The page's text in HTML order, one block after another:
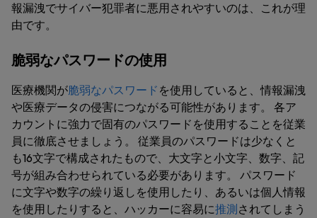
報漏洩でサイバー犯罪者に悪用されやすいのは、これが理
由です。
脆弱なパスワードの使用
医療機関が脆弱なパスワード を使用していると、情報漏洩
や医療データの侵害につながる可能性があります。 各ア
カウントに強力で固有のパスワードを使用することを従業
員に徹底させましょう。 従業員のパスワードは少なくと
も16文字で構成されたもので、大文字と小文字、数字、記
号が組み合わせられている必要があります。 パスワード
に文字や数字の繰り返しを使用したり、あるいは個人情報
を使用したりすると、ハッカーに容易に推測 されてしまう